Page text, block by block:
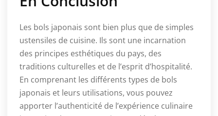
Les bols japonais sont bien plus que de simples
ustensiles de cuisine. Ils sont une incarnation
des principes esthétiques du pays, des
traditions culturelles et de l’esprit d’hospitalité.
En comprenant les différents types de bols
japonais et leurs utilisations, vous pouvez
apporter l’authenticité de l’expérience culinaire